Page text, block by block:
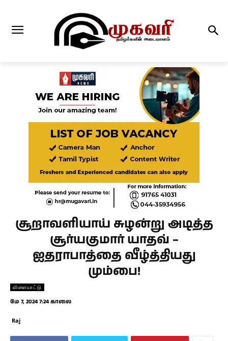
சூறாவளியாய் சுழன்று அடித்த
சூர்யகுமார் யாதவ் –
ஐதராபாத்தை வீழ்த்தியது
மும்பை!
விளையாட்டு
மே 7, 2024 7:24 காலை
Raj